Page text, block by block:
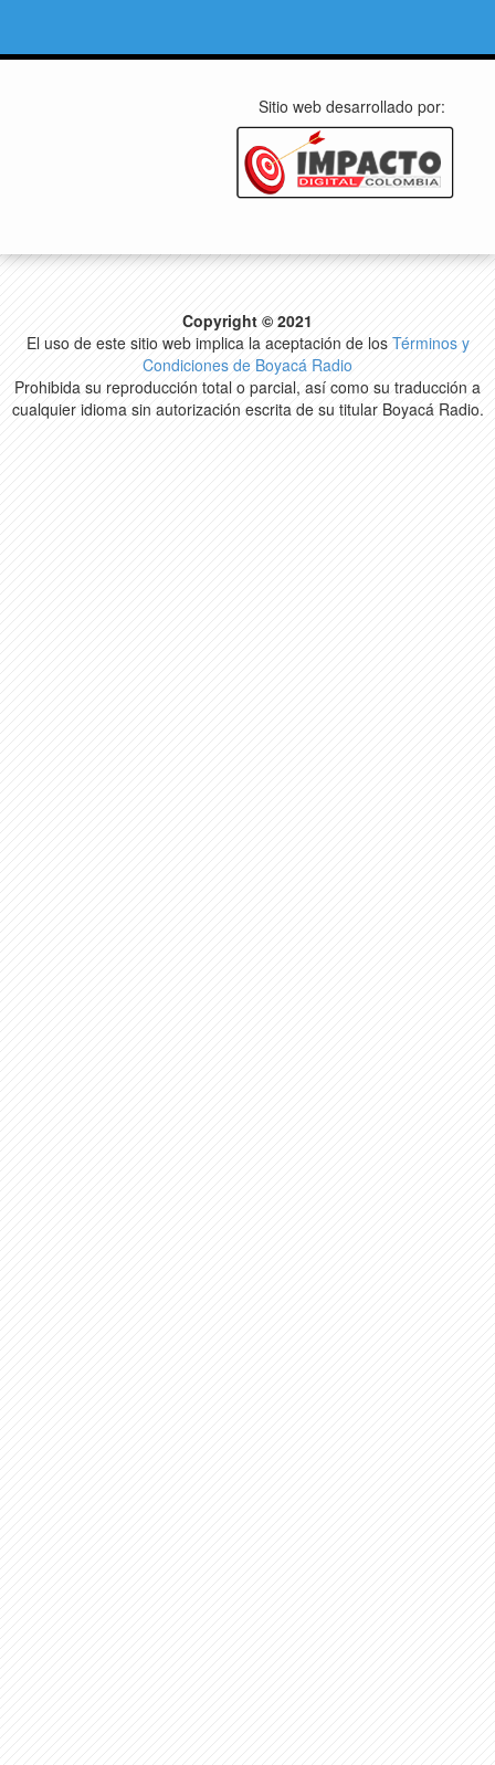
Sitio web desarrollado por:
Copyright © 2021
El uso de este sitio web implica la aceptación de los Términos y
Condiciones de Boyacá Radio
Prohibida su reproducción total o parcial, así como su traducción a
cualquier idioma sin autorización escrita de su titular Boyacá Radio.